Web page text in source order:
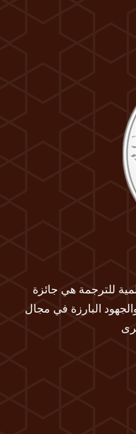
للترجمة هي جائزة
البارزة في مجال